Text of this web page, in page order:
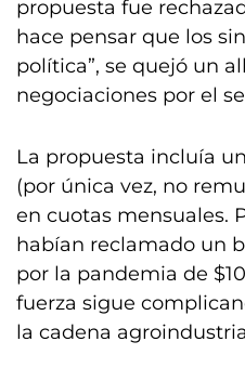
propuesta fue
hace pensar que los
política”, se quejó un
negociaciones por el
La propuesta incluía
(por única vez, no
en cuotas mensuales.
habían reclamado un
por la pandemia de
fuerza sigue
la cadena